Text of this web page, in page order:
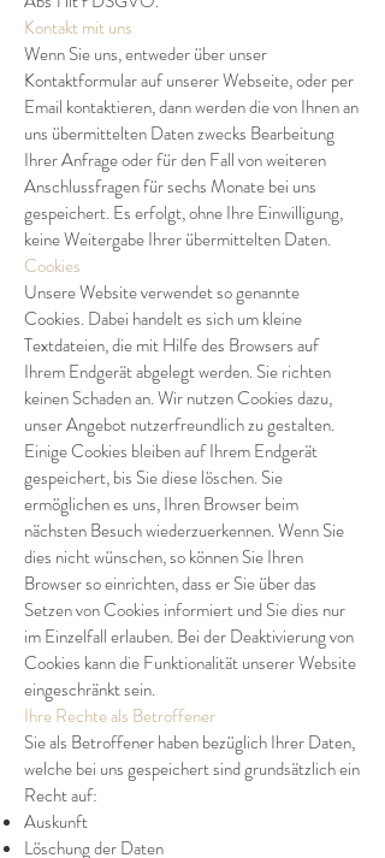
Kontakt mit uns
Wenn Sie uns, entweder über unser
Kontaktformular auf unserer Webseite, oder per
Email kontaktieren, dann werden die von Ihnen an
uns übermittelten Daten zwecks Bearbeitung
Ihrer Anfrage oder für den Fall von weiteren
Anschlussfragen für sechs Monate bei uns
gespeichert. Es erfolgt, ohne Ihre Einwilligung,
keine Weitergabe Ihrer übermittelten Daten.
Cookies
Unsere Website verwendet so genannte
Cookies. Dabei handelt es sich um kleine
Textdateien, die mit Hilfe des Browsers auf
Ihrem Endgerät abgelegt werden. Sie richten
keinen Schaden an. Wir nutzen Cookies dazu,
unser Angebot nutzerfreundlich zu gestalten.
Einige Cookies bleiben auf Ihrem Endgerät
gespeichert, bis Sie diese löschen. Sie
ermöglichen es uns, Ihren Browser beim
nächsten Besuch wiederzuerkennen. Wenn Sie
dies nicht wünschen, so können Sie Ihren
Browser so einrichten, dass er Sie über das
Setzen von Cookies informiert und Sie dies nur
im Einzelfall erlauben. Bei der Deaktivierung von
Cookies kann die Funktionalität unserer Website
eingeschränkt sein.
Ihre Rechte als Betroffener
Sie als Betroffener haben bezüglich Ihrer Daten,
welche bei uns gespeichert sind grundsätzlich ein
Recht auf:
Auskunft
Löschung der Daten